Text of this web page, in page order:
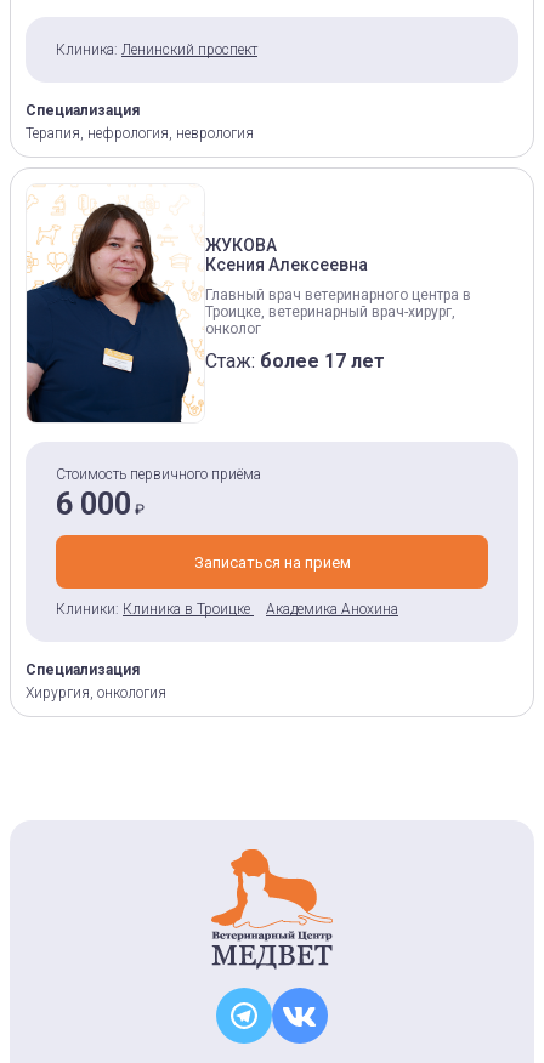
Клиника: Ленинский проспект
Специализация
Терапия, нефрология, неврология
ЖУКОВА
Ксения Алексеевна
Главный врач ветеринарного центра в
Троицке, ветеринарный врач-хирург,
онколог
Стаж: более 17 лет
Стоимость первичного приёма
6 000 ₽
Записаться на прием
Клиники: Клиника в Троицке Академика Анохина
Специализация
Хирургия, онкология